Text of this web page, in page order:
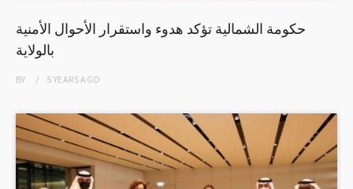
حكومة الشمالية تؤكد هدوء واستقرار الأحوال الأمنية
بالولاية
BY 5 YEARSAGO